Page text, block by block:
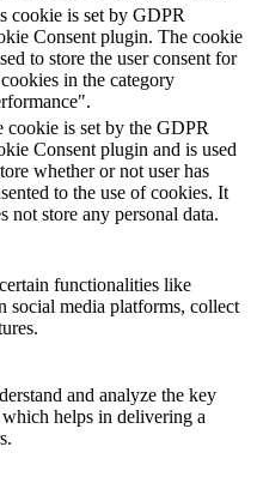
cookie is set by GDPR
Consent plugin. The cookie
to store the user consent for
in the category
cookie is set by the GDPR
Consent plugin and is used
whether or not user has
to the use of cookies. It
not store any personal data.
functionalities like
social media platforms, collect
and analyze the key
helps in delivering a